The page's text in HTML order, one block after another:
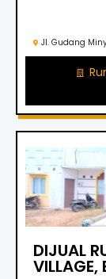
Jl. Gudang
DIJUAL
VILLAGE,